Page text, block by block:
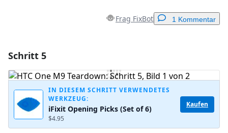
Frag FixBot 1 Kommentar
Kommentar hinzufügen
Schritt 5
IN DIESEM SCHRITT VERWENDETES
WERKZEUG:
iFixit Opening Picks (Set of 6)
$4.95
Kaufen